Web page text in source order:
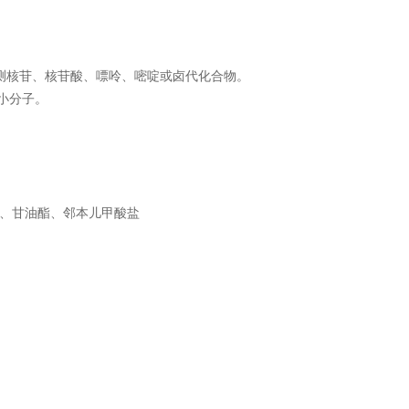
苷、核苷酸、嘌呤、嘧啶或卤代化合物。
分子。
甘油酯、邻本儿甲酸盐